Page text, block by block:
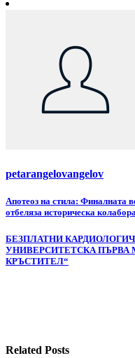
petarangelovangelov
Навигация
Апотеоз на стила: Финалната
отбеляза историческа
БЕЗПЛАТНИ
УНИВЕРСИТЕТСКА ПЪРВА
КРЪСТИТЕЛ“
Related Posts